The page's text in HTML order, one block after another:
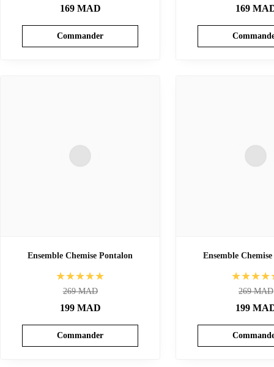
169MAD
Commander
169
Ensemble Chemise Pontalon
★★★★★
269MAD
199MAD
Commander
Ensemble
269MAD
199